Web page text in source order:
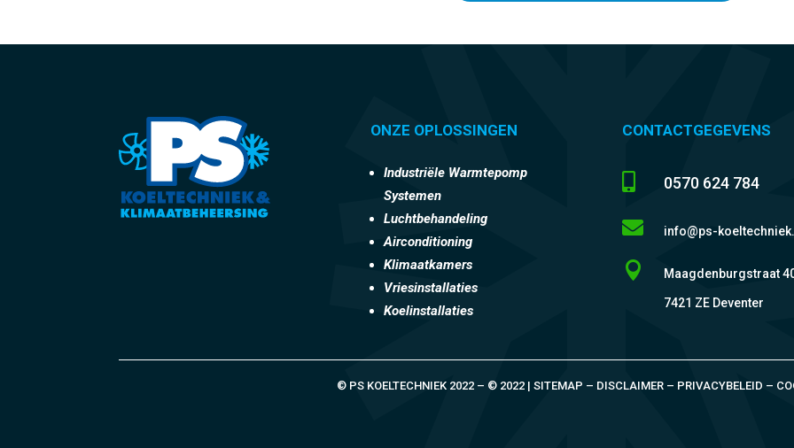
ONZE OPLOSSINGEN
Industriële Warmtepomp
Systemen
Luchtbehandeling
Airconditioning
Klimaatkamers
Vriesinstallaties
Koelinstallaties
CONTACTGEGEVENS
 0570 624 784
 info@ps-
 Maagdenburgstraat
7421 ZE Deventer
© PS KOELTECHNIEK 2022 – © 2022 | SITEMAP – DISCLAIMER – PRIVACYBELEID –